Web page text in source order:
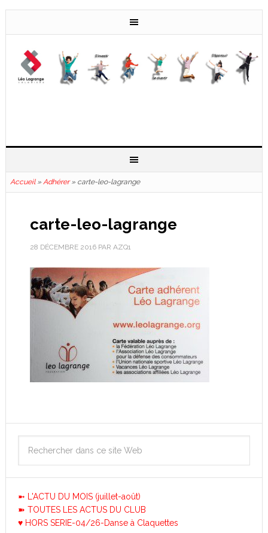
Accueil» Adhérer» carte-leo-lagrange
carte-leo-lagrange
28 DÉCEMBRE 2016PAR AZQ1
➼ L'ACTU DU MOIS (juillet-août)
➽ TOUTES LES ACTUS DU CLUB
♥ HORS SERIE-04/26-Danse à Claquettes